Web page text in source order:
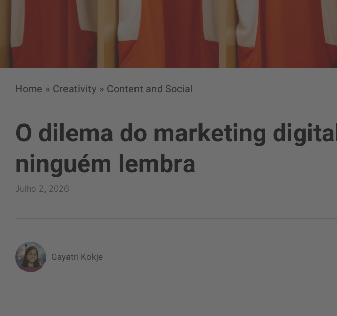
Home » Creativity » Content and Social
O dilema do marketing
ninguém lembra
Julho 2, 2026
Gayatri Kokje